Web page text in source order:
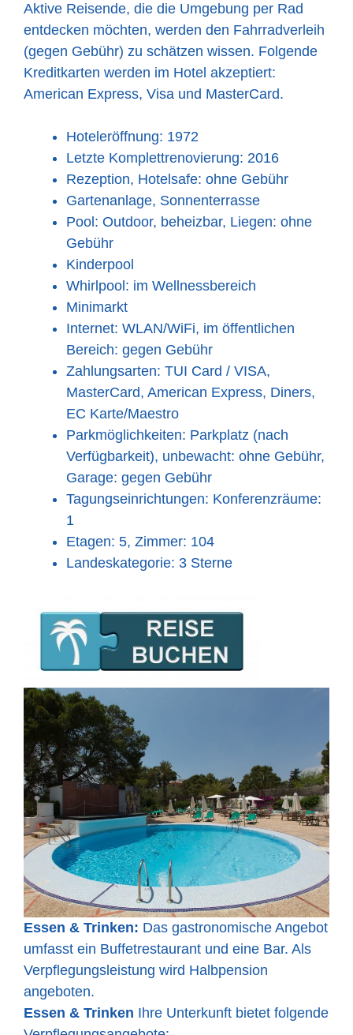
Aktive Reisende, die die Umgebung per Rad
entdecken möchten, werden den Fahrradverleih
(gegen Gebühr) zu schätzen wissen. Folgende
Kreditkarten werden im Hotel akzeptiert:
American Express, Visa und MasterCard.
Hoteleröffnung: 1972
Letzte Komplettrenovierung: 2016
Rezeption, Hotelsafe: ohne Gebühr
Gartenanlage, Sonnenterrasse
Pool: Outdoor, beheizbar, Liegen: ohne
Gebühr
Kinderpool
Whirlpool: im Wellnessbereich
Minimarkt
Internet: WLAN/WiFi, im öffentlichen
Bereich: gegen Gebühr
Zahlungsarten: TUI Card / VISA,
MasterCard, American Express, Diners,
EC Karte/Maestro
Parkmöglichkeiten: Parkplatz (nach
Verfügbarkeit), unbewacht: ohne Gebühr,
Garage: gegen Gebühr
Tagungseinrichtungen: Konferenzräume:
1
Etagen: 5, Zimmer: 104
Landeskategorie: 3 Sterne
Essen & Trinken: Das gastronomische Angebot
umfasst ein Buffetrestaurant und eine Bar. Als
Verpflegungsleistung wird Halbpension
angeboten.
Essen & Trinken Ihre Unterkunft bietet folgende